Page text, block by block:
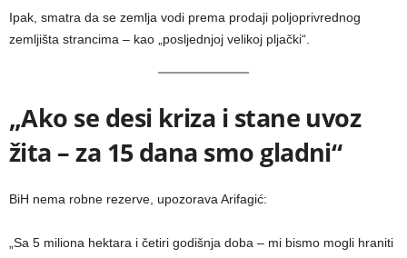
Ipak, smatra da se zemlja vodi prema prodaji poljoprivrednog
zemljišta strancima – kao „posljednjoj velikoj pljački“.
„Ako se desi kriza i stane uvoz
žita – za 15 dana smo gladni“
BiH nema robne rezerve, upozorava Arifagić:
„Sa 5 miliona hektara i četiri godišnja doba – mi bismo mogli hraniti